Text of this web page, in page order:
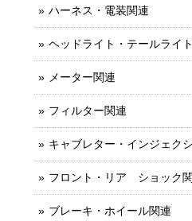
ハーネス・電装関連
ヘッドライト・テールライ
メーター関連
フィルター関連
キャブレター・インジェク
フロント・リア ショック
ブレーキ・ホイール関連